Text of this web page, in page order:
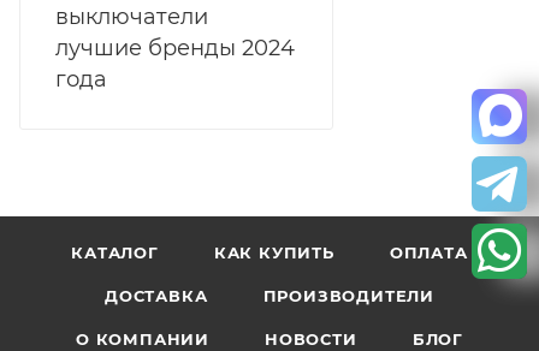
выключатели
лучшие бренды 2024
года
КАТАЛОГ КАК КУПИТЬ ОПЛАТА
ДОСТАВКА ПРОИЗВОДИТЕЛИ
О КОМПАНИИ НОВОСТИ БЛОГ